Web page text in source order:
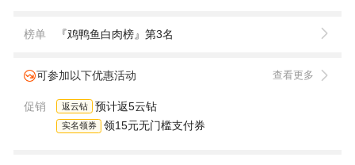
榜单 『鸡鸭鱼白肉榜』第3名
可参加以下优惠活动 查看更多
促销 返云钻 预计返5云钻
实名领券 领15元无门槛支付券